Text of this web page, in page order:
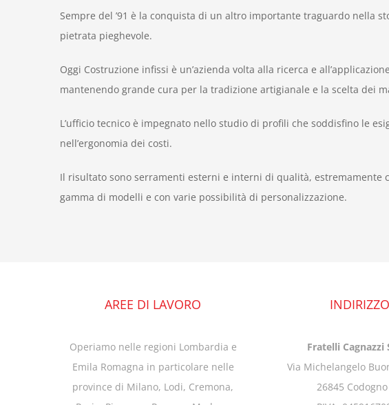
Sempre del ’91 è la conquista di un altro importante traguardo nella
pietrata pieghevole.
Oggi Costruzione infissi è un’azienda volta alla ricerca e
mantenendo grande cura per la tradizione artigianale e la scelta dei
L’ufficio tecnico è impegnato nello studio di profili che soddisfino le
nell’ergonomia dei costi.
Il risultato sono serramenti esterni e interni di qualità, estremamente
gamma di modelli e con varie possibilità di personalizzazione.
AREE DI LAVORO
Operiamo nelle regioni Lombardia e
Emila Romagna in particolare nelle
province di Milano, Lodi, Cremona,
INDIRIZZO
Fratelli Cagnazzi
Via Michelangelo
26845 Codogno